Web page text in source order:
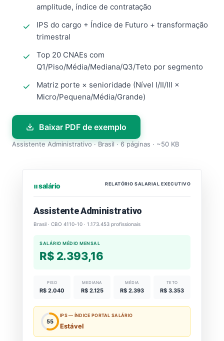
amplitude, índice de contratação
IPS do cargo + Índice de Futuro + transformação
trimestral
Top 20 CNAEs com
Q1/Piso/Média/Mediana/Q3/Teto por segmento
Matriz porte × senioridade (Nível I/II/III ×
Micro/Pequena/Média/Grande)
Baixar PDF de exemplo
Assistente Administrativo · Brasil · 6 páginas · ~50 KB
⏐⏐⏐ salário RELATÓRIO SALARIAL EXECUTIVO
Assistente Administrativo
Brasil · CBO 4110-10 · 1.173.453 profissionais
SALÁRIO MÉDIO MENSAL
R$ 2.393,16
PISO
R$ 2.040
MEDIANA
R$ 2.125
MÉDIA
R$ 2.393
TETO
R$ 3.353
55
IPS — ÍNDICE PORTAL SALÁRIO
Estável